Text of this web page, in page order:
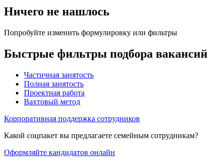
Ничего не нашлось
Попробуйте изменить формулировку или фильтры
Быстрые фильтры подбора вакансий
Частичная занятость
Полная занятость
Проектная работа
Вахтовый метод
Корпоративная поддержка сотрудников
Какой соцпакет вы предлагаете семейным сотрудникам?
Оформляйте кандидатов онлайн